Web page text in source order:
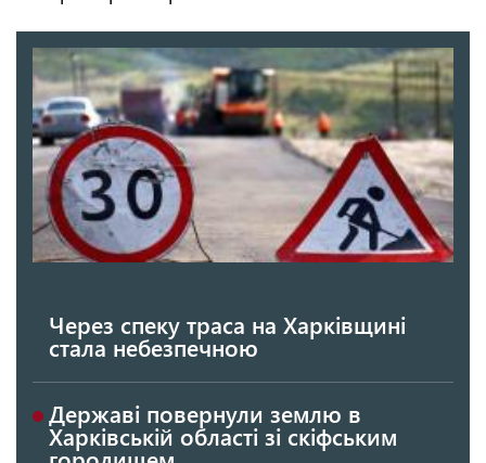
Через спеку траса на Харківщині
стала небезпечною
Державі повернули землю в
Харківській області зі скіфським